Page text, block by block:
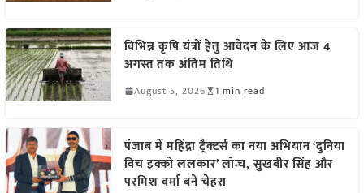
विभिन्न कृषि यंत्रों हेतु आवेदन के लिए आज 4
अगस्त तक अंतिम तिथि
August 5, 2026 1 min read
पंजाब में महिंद्रा ट्रैक्टर्स का नया अभियान ‘दुनिया
विच इक्को ललकार’ लॉन्च, सुखबीर सिंह और
परमिश वर्मा बने चेहरा